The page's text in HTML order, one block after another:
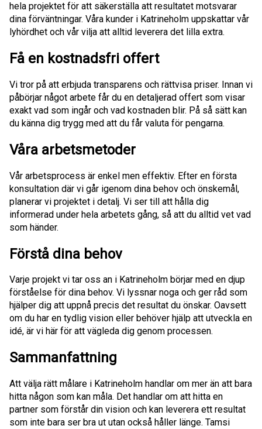
hela projektet för att säkerställa att resultatet motsvarar
dina förväntningar. Våra kunder i Katrineholm uppskattar vår
lyhördhet och vår vilja att alltid leverera det lilla extra.
Få en kostnadsfri offert
Vi tror på att erbjuda transparens och rättvisa priser. Innan vi
påbörjar något arbete får du en detaljerad offert som visar
exakt vad som ingår och vad kostnaden blir. På så sätt kan
du känna dig trygg med att du får valuta för pengarna.
Våra arbetsmetoder
Vår arbetsprocess är enkel men effektiv. Efter en första
konsultation där vi går igenom dina behov och önskemål,
planerar vi projektet i detalj. Vi ser till att hålla dig
informerad under hela arbetets gång, så att du alltid vet vad
som händer.
Förstå dina behov
Varje projekt vi tar oss an i Katrineholm börjar med en djup
förståelse för dina behov. Vi lyssnar noga och ger råd som
hjälper dig att uppnå precis det resultat du önskar. Oavsett
om du har en tydlig vision eller behöver hjälp att utveckla en
idé, är vi här för att vägleda dig genom processen.
Sammanfattning
Att välja rätt målare i Katrineholm handlar om mer än att bara
hitta någon som kan måla. Det handlar om att hitta en
partner som förstår din vision och kan leverera ett resultat
som inte bara ser bra ut utan också håller länge. Tamsi